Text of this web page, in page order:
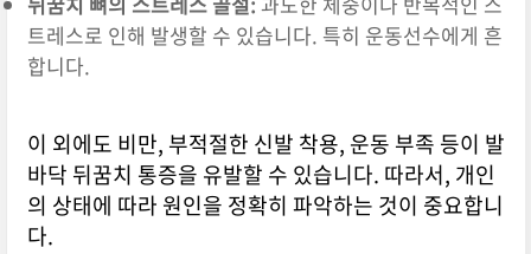
트레스로 인해 발생할 수 있습니다. 특히 운동선수에게 흔
합니다.
이 외에도 비만, 부적절한 신발 착용, 운동 부족 등이 발
바닥 뒤꿈치 통증을 유발할 수 있습니다. 따라서, 개인
의 상태에 따라 원인을 정확히 파악하는 것이 중요합니
다.